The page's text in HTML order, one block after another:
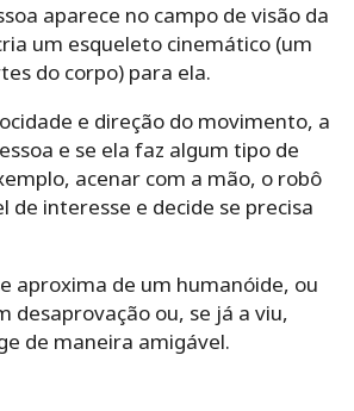
aparece no campo de visão da
um esqueleto cinemático (um
do corpo) para ela.
e direção do movimento, a
e se ela faz algum tipo de
acenar com a mão, o robô
de interesse e decide se precisa
aproxima de um humanóide, ou
desaprovação ou, se já a viu,
de maneira amigável.